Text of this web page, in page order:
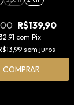
R$139,90
com Pix
sem juros
COMPRAR